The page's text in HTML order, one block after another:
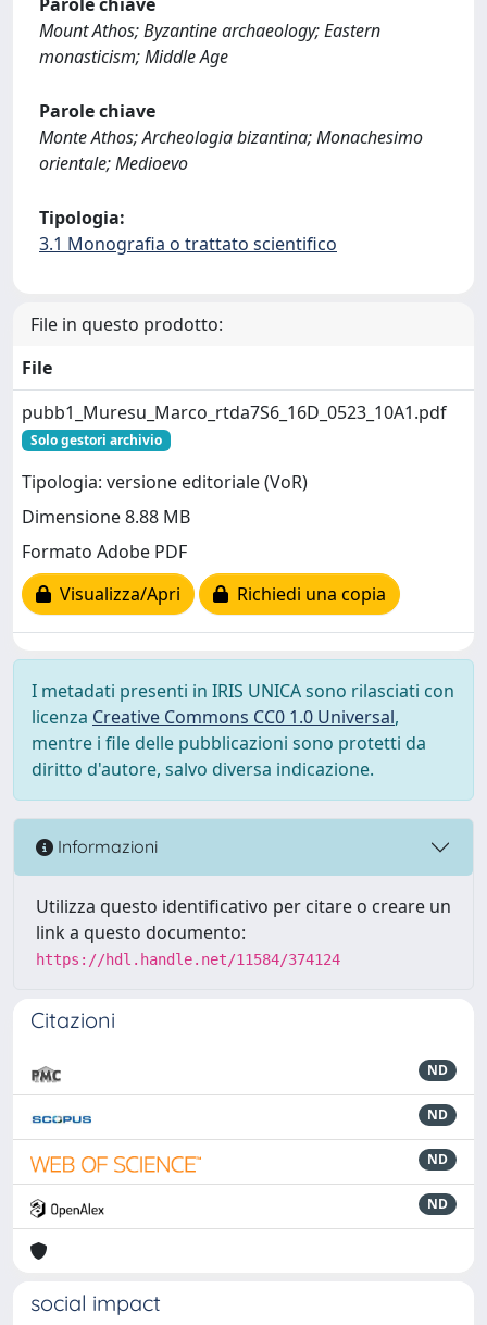
Mount Athos; Byzantine archaeology; Eastern
monasticism; Middle Age
Parole chiave
Monte Athos; Archeologia bizantina; Monachesimo
orientale; Medioevo
Tipologia:
3.1 Monografia o trattato scientifico
File in questo prodotto:
File
pubb1_Muresu_Marco_rtda7S6_16D_0523_10A1.pdf
Solo gestori archivio
Tipologia: versione editoriale (VoR)
Dimensione 8.88 MB
Formato Adobe PDF
Visualizza/Apri
Richiedi una copia
I metadati presenti in IRIS UNICA sono rilasciati con
licenza Creative Commons CC0 1.0 Universal,
mentre i file delle pubblicazioni sono protetti da
diritto d'autore, salvo diversa indicazione.
Informazioni
Utilizza questo identificativo per citare o creare un
link a questo documento:
https://hdl.handle.net/11584/374124
Citazioni
ND
ND
ND
ND
social impact